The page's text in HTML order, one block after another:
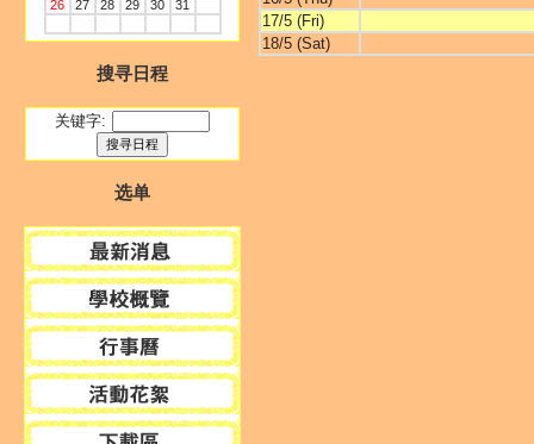
26
27 28 29 30 31
搜寻日程
关键字:
选单
17/5 (Fri)
18/5 (Sat)